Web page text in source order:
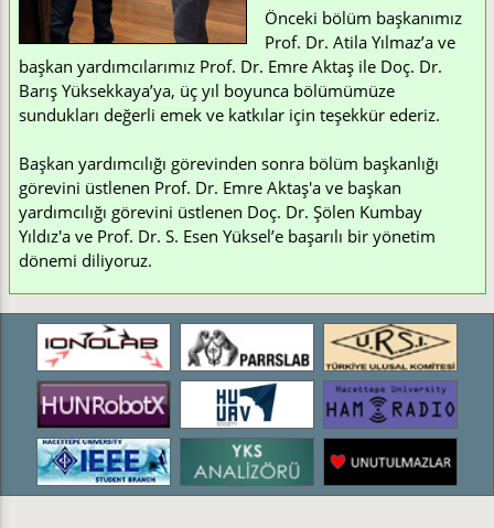
Önceki bölüm başkanımız
Prof. Dr. Atila Yılmaz’a ve
başkan yardımcılarımız Prof. Dr. Emre Aktaş ile Doç. Dr.
Barış Yüksekkaya’ya, üç yıl boyunca bölümümüze
sundukları değerli emek ve katkılar için teşekkür ederiz.
Başkan yardımcılığı görevinden sonra bölüm başkanlığı
görevini üstlenen Prof. Dr. Emre Aktaş'a ve başkan
yardımcılığı görevini üstlenen Doç. Dr. Şölen Kumbay
Yıldız'a ve Prof. Dr. S. Esen Yüksel’e başarılı bir yönetim
dönemi diliyoruz.